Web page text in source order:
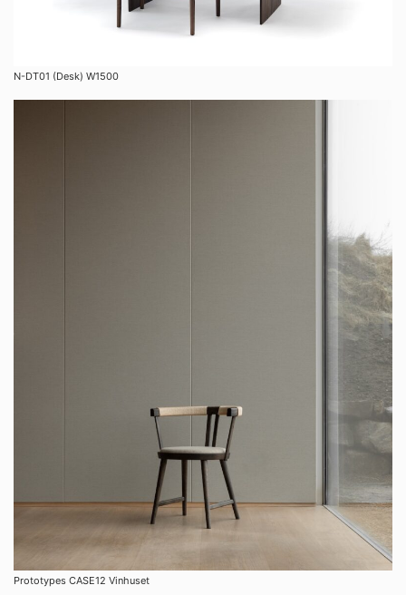
N-DT01 (Desk) W1500
Prototypes CASE12 Vinhuset